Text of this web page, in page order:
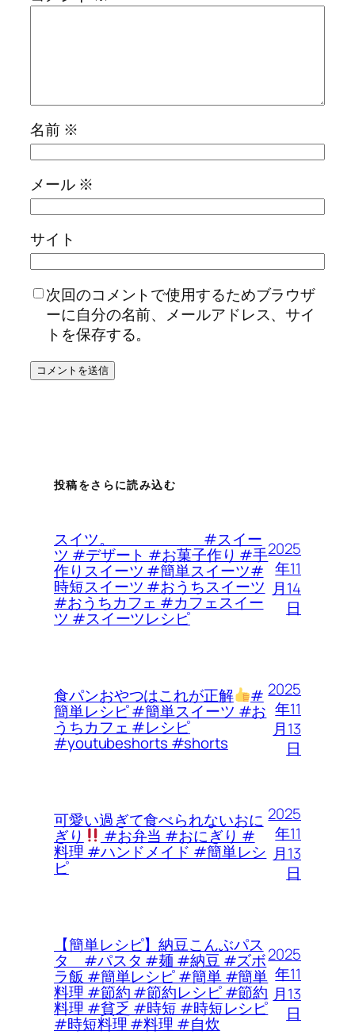
名前 ※
メール ※
サイト
次回のコメントで使用するためブラウザ
ーに自分の名前、メールアドレス、サイ
トを保存する。
投稿をさらに読み込む
スイツ。 #スイー
ツ #デザート #お菓子作り #手
作りスイーツ #簡単スイーツ#
時短スイーツ #おうちスイーツ
#おうちカフェ #カフェスイー
ツ #スイーツレシピ
2025
年11
月14
日
食パンおやつはこれが正解 #
簡単レシピ #簡単スイーツ #お
うちカフェ #レシピ
#youtubeshorts #shorts
2025
年11
月13
日
可愛い過ぎて食べられないおに
ぎり #お弁当 #おにぎり #
料理 #ハンドメイド #簡単レシ
ピ
2025
年11
月13
日
【簡単レシピ】納豆こんぶパス
タ #パスタ #麺 #納豆 #ズボ
ラ飯 #簡単レシピ #簡単 #簡単
料理 #節約 #節約レシピ #節約
料理 #貧乏 #時短 #時短レシピ
#時短料理 #料理 #自炊
2025
年11
月13
日